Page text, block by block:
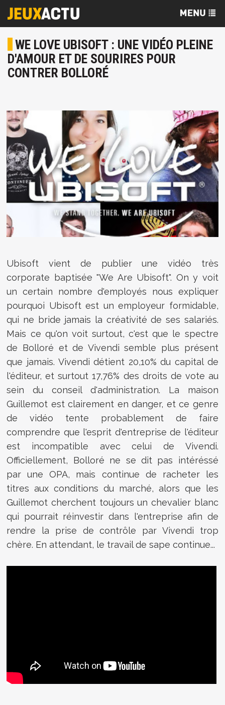
WE LOVE UBISOFT : UNE VIDÉO PLEINE
D'AMOUR ET DE SOURIRES POUR
CONTRER BOLLORÉ
Ubisoft vient de publier une vidéo très
corporate baptisée "We Are Ubisoft". On y voit
un certain nombre d'employés nous expliquer
pourquoi Ubisoft est un employeur formidable,
qui ne bride jamais la créativité de ses salariés.
Mais ce qu'on voit surtout, c'est que le spectre
de Bolloré et de Vivendi semble plus présent
que jamais. Vivendi détient 20,10% du capital de
l'éditeur, et surtout 17,76% des droits de vote au
sein du conseil d'administration. La maison
Guillemot est clairement en danger, et ce genre
de vidéo tente probablement de faire
comprendre que l'esprit d'entreprise de l'éditeur
est incompatible avec celui de Vivendi.
Officiellement, Bolloré ne se dit pas intéréssé
par une OPA, mais continue de racheter les
titres aux conditions du marché, alors que les
Guillemot cherchent toujours un chevalier blanc
qui pourrait réinvestir dans l'entreprise afin de
rendre la prise de contrôle par Vivendi trop
chère. En attendant, le travail de sape continue...